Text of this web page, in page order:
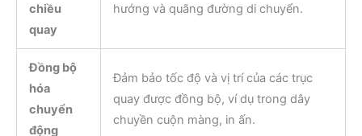
chiều
quay
hướng và quãng đường di chuyển.
Đồng bộ
hóa
chuyển
động
Đảm bảo tốc độ và vị trí của các trục
quay được đồng bộ, ví dụ trong dây
chuyền cuộn màng, in ấn.